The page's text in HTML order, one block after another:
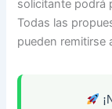
solicitante podrá
Todas las
pueden remitirse